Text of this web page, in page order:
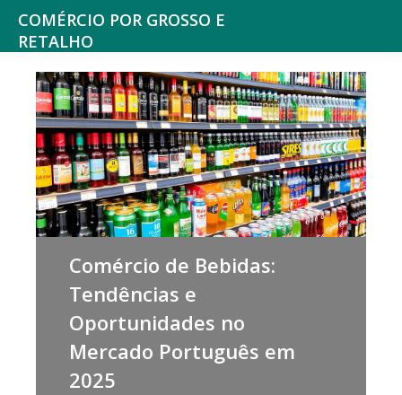
Saltar
para
menu
principal
Skip
main
content
COMÉRCIO POR GROSSO E
RETALHO
Espaço
de
reflexão
sobre
Comércio
Comércio de Bebidas:
Tendências e
Oportunidades no
Mercado Português em
2025